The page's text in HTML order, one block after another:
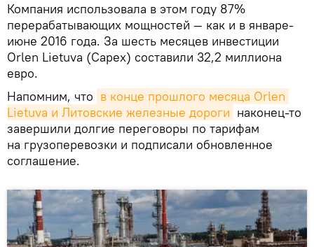
Компания использовала в этом году 87%
перерабатывающих мощностей — как и в январе-
июне 2016 года. За шесть месяцев инвестиции
Orlen Lietuva (Capex) составили 32,2 миллиона
евро.
Напомним, что в конце прошлого месяца Orlen
Lietuva и Литовские железные дороги наконец-то
завершили долгие переговоры по тарифам
на грузоперевозки и подписали обновленное
соглашение.